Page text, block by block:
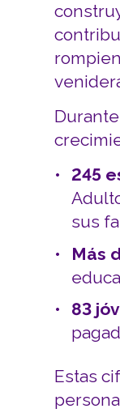
245
sus
Más
83
Estas